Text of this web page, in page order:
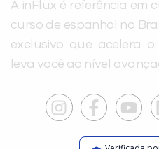
A inFlux é referência em
curso de espanhol no
exclusivo que acelera
leva você ao nível